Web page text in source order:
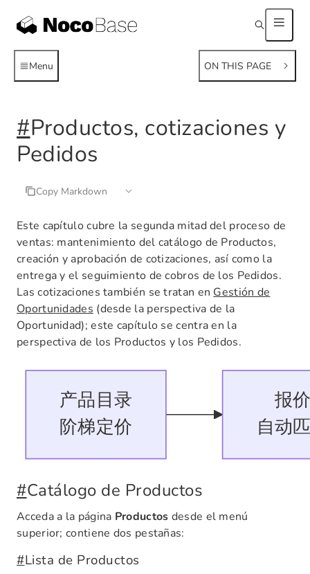
Menu ON THIS PAGE
#Productos, cotizaciones y
Pedidos
Copy Markdown
Este capítulo cubre la segunda mitad del proceso de
ventas: mantenimiento del catálogo de Productos,
creación y aprobación de cotizaciones, así como la
entrega y el seguimiento de cobros de los Pedidos.
Las cotizaciones también se tratan en Gestión de
Oportunidades (desde la perspectiva de la
Oportunidad); este capítulo se centra en la
perspectiva de los Productos y los Pedidos.
#Catálogo de Productos
Acceda a la página Productos desde el menú
superior; contiene dos pestañas:
#Lista de Productos